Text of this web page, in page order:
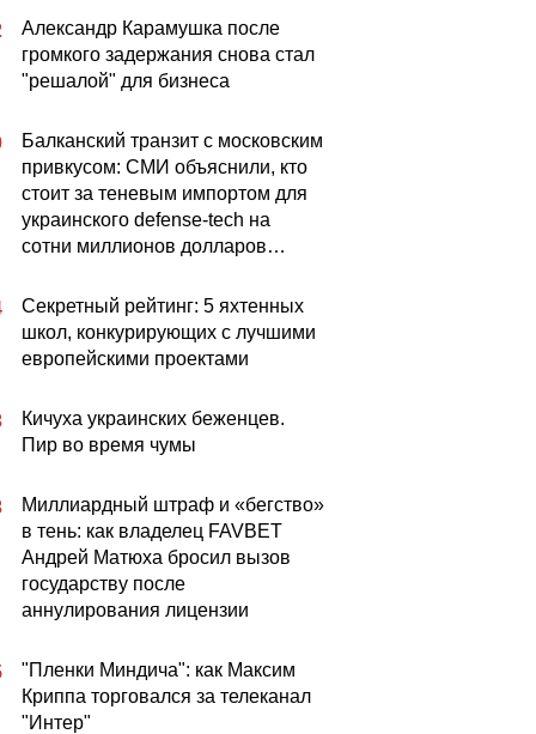
Александр Карамушка после
громкого задержания снова стал
"решалой" для бизнеса
Балканский транзит с московским
привкусом: СМИ объяснили, кто
стоит за теневым импортом для
украинского defense-tech на
сотни миллионов долларов…
Секретный рейтинг: 5 яхтенных
школ, конкурирующих с лучшими
европейскими проектами
Кичуха украинских беженцев.
Пир во время чумы
Миллиардный штраф и «бегство»
в тень: как владелец FAVBET
Андрей Матюха бросил вызов
государству после
аннулирования лицензии
"Пленки Миндича": как Максим
Криппа торговался за телеканал
"Интер"